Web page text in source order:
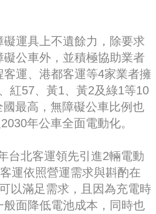
運具上不遺餘力，除要求
公車外，並積極協助業者
運、港都客運等4家業者擁
紅57、黃1、黃2及綠1等10
最高，無障礙公車比例也
年公車全面電動化。
台北客運領先引進2輛電動
運依照營運需求與斟酌在
以滿足需求，且因為充電時
面降低電池成本，同時也